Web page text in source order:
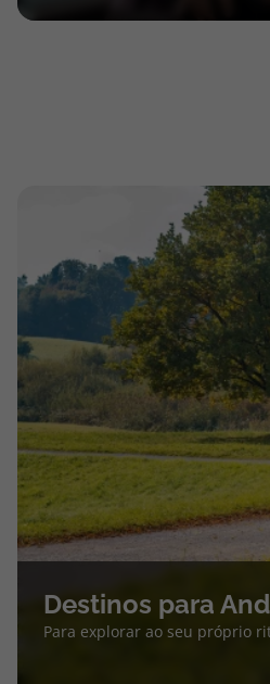
Destinos para
Para explorar ao seu próprio